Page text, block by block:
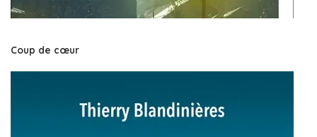
Coup de cœur